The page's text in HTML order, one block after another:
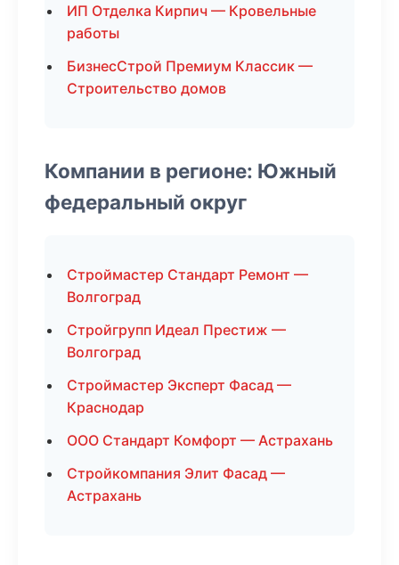
ИП Отделка Кирпич — Кровельные
работы
БизнесСтрой Премиум Классик —
Строительство домов
Компании в регионе: Южный
федеральный округ
Строймастер Стандарт Ремонт —
Волгоград
Стройгрупп Идеал Престиж —
Волгоград
Строймастер Эксперт Фасад —
Краснодар
ООО Стандарт Комфорт — Астрахань
Стройкомпания Элит Фасад —
Астрахань